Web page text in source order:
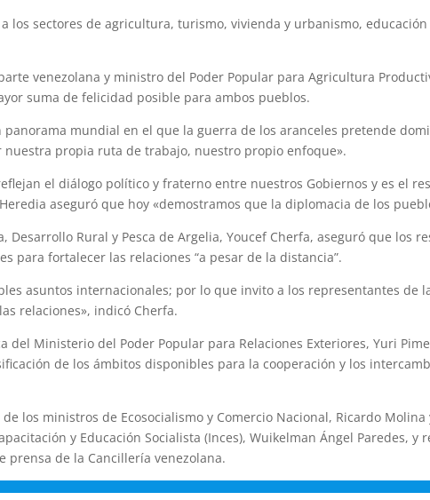
los sectores de agricultura, turismo, vivienda y urbanismo,
venezolana y ministro del Poder Popular para Agricultura
suma de felicidad posible para ambos pueblos.
mundial en el que la guerra de los aranceles pretende
propia ruta de trabajo, nuestro propio enfoque».
el diálogo político y fraterno entre nuestros Gobiernos y es el
aseguró que hoy «demostramos que la diplomacia de los
Rural y Pesca de Argelia, Youcef Cherfa, aseguró que los
para fortalecer las relaciones “a pesar de la distancia”.
asuntos internacionales; por lo que invito a los representantes de
relaciones», indicó Cherfa.
del Ministerio del Poder Popular para Relaciones Exteriores, Yuri
de los ámbitos disponibles para la cooperación y los
los ministros de Ecosocialismo y Comercio Nacional, Ricardo
y Educación Socialista (Inces), Wuikelman Ángel Paredes,
prensa de la Cancillería venezolana.